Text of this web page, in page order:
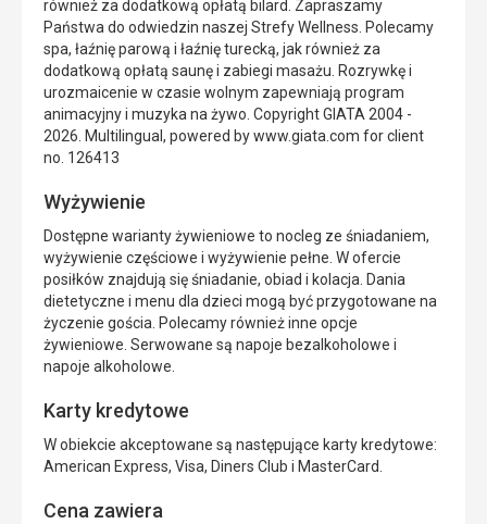
również za dodatkową opłatą bilard. Zapraszamy
Państwa do odwiedzin naszej Strefy Wellness. Polecamy
spa, łaźnię parową i łaźnię turecką, jak również za
dodatkową opłatą saunę i zabiegi masażu. Rozrywkę i
urozmaicenie w czasie wolnym zapewniają program
animacyjny i muzyka na żywo. Copyright GIATA 2004 -
2026. Multilingual, powered by www.giata.com for client
no. 126413
Wyżywienie
Dostępne warianty żywieniowe to nocleg ze śniadaniem,
wyżywienie częściowe i wyżywienie pełne. W ofercie
posiłków znajdują się śniadanie, obiad i kolacja. Dania
dietetyczne i menu dla dzieci mogą być przygotowane na
życzenie gościa. Polecamy również inne opcje
żywieniowe. Serwowane są napoje bezalkoholowe i
napoje alkoholowe.
Karty kredytowe
W obiekcie akceptowane są następujące karty kredytowe:
American Express, Visa, Diners Club i MasterCard.
Cena zawiera